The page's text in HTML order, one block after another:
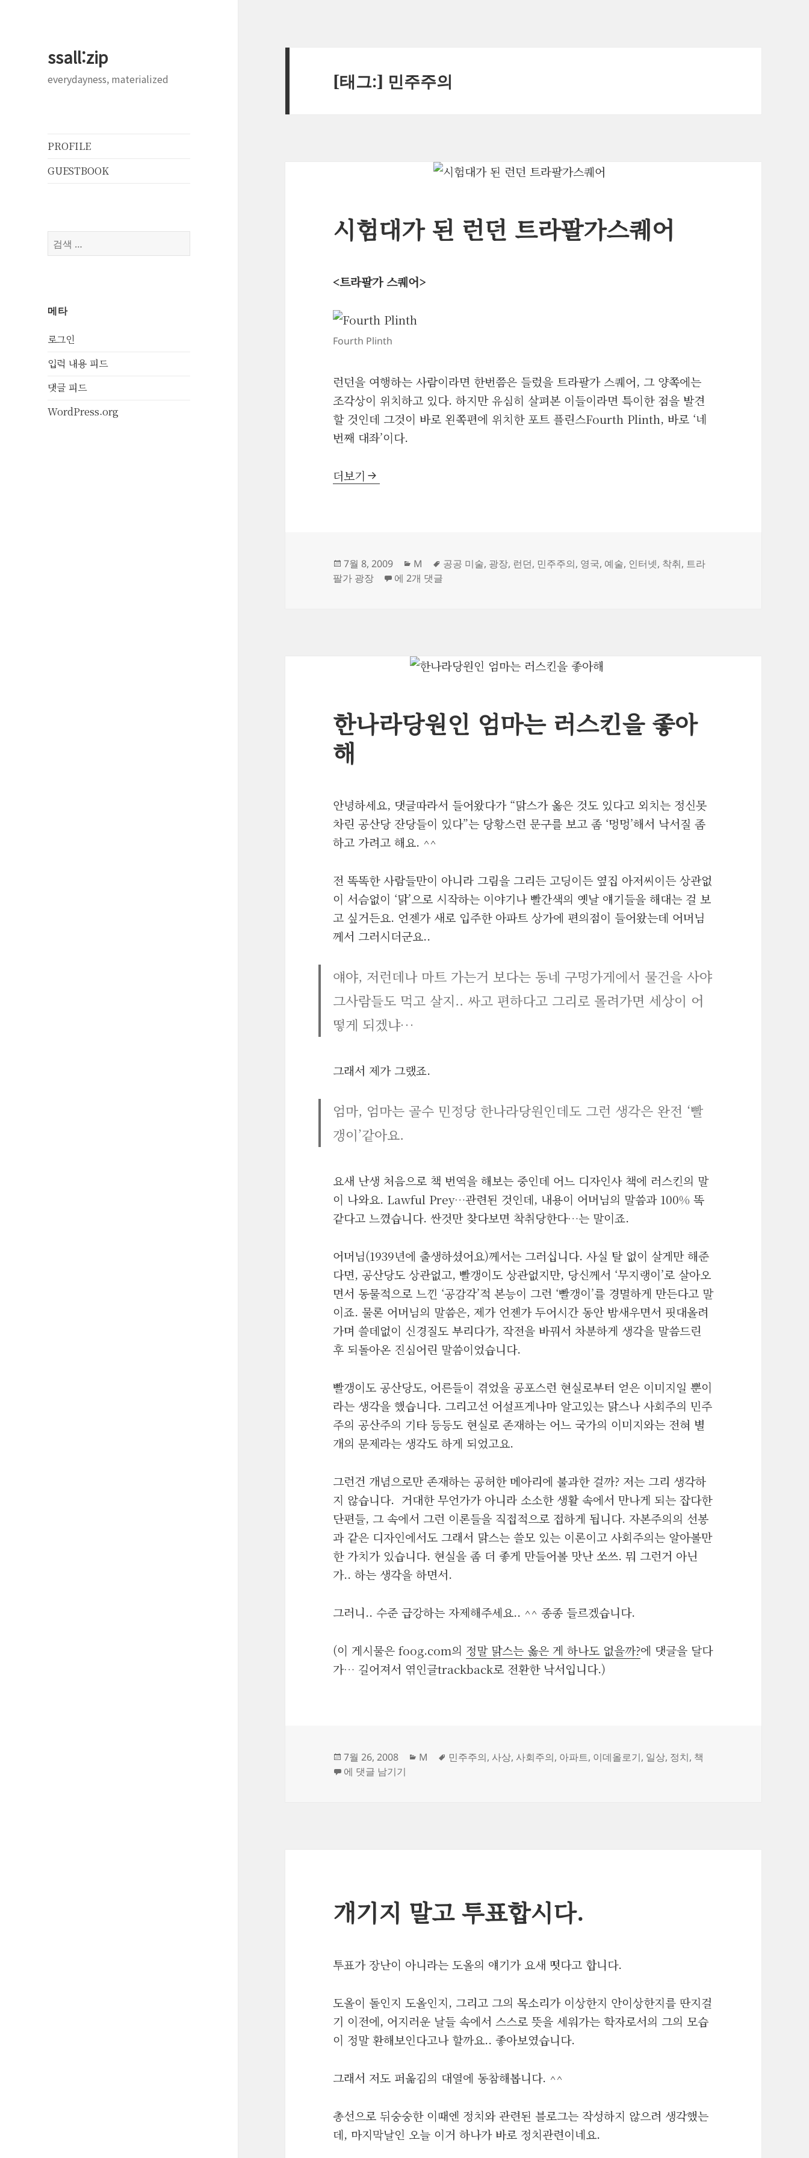
ssall:zip
everydayness, materialized
PROFILE
GUESTBOOK
검
색:
메타
로그인
입력 내용 피드
댓글 피드
WordPress.org
[태그:] 민주주의
시험대가 된 런던 트라팔가스퀘어
<트라팔가 스퀘어>
Fourth Plinth
런던을 여행하는 사람이라면 한번쯤은 들렀을 트라팔가 스퀘어, 그 양쪽에는
조각상이 위치하고 있다. 하지만 유심히 살펴본 이들이라면 특이한 점을 발견
할 것인데 그것이 바로 왼쪽편에 위치한 포트 플린스Fourth Plinth, 바로 ‘네
번째 대좌’이다.
시험대가 된 런던 트라팔가스퀘어
더보기
작
성
7월 8, 2009
카
테
M
태
공공 미술, 광장, 런던, 민주주의, 영국, 예술, 인터넷, 착취, 트라
팔가 광장
시험대가 된 런던 트라팔가스퀘어
에 2개 댓글
한나라당원인 엄마는 러스킨을 좋아
해
안녕하세요, 댓글따라서 들어왔다가 “맑스가 옳은 것도 있다고 외치는 정신못
차린 공산당 잔당들이 있다”는 당황스런 문구를 보고 좀 ‘멍멍’해서 낙서질 좀
하고 가려고 해요. ^^
전 똑똑한 사람들만이 아니라 그림을 그리든 고딩이든 옆집 아저씨이든 상관없
이 서슴없이 ‘맑’으로 시작하는 이야기나 빨간색의 옛날 얘기들을 해대는 걸 보
고 싶거든요. 언젠가 새로 입주한 아파트 상가에 편의점이 들어왔는데 어머님
께서 그러시더군요..
얘야, 저런데나 마트 가는거 보다는 동네 구멍가게에서 물건을 사야
그사람들도 먹고 살지.. 싸고 편하다고 그리로 몰려가면 세상이 어
떻게 되겠냐…
그래서 제가 그랬죠.
엄마, 엄마는 골수 민정당 한나라당원인데도 그런 생각은 완전 ‘빨
갱이’같아요.
요새 난생 처음으로 책 번역을 해보는 중인데 어느 디자인사 책에 러스킨의 말
이 나와요. Lawful Prey…관련된 것인데, 내용이 어머님의 말씀과 100% 똑
같다고 느꼈습니다. 싼것만 찾다보면 착취당한다…는 말이죠.
어머님(1939년에 출생하셨어요)께서는 그러십니다. 사실 탈 없이 살게만 해준
다면, 공산당도 상관없고, 빨갱이도 상관없지만, 당신께서 ‘무지랭이’로 살아오
면서 동물적으로 느낀 ‘공감각’적 본능이 그런 ‘빨갱이’를 경멸하게 만든다고 말
이죠. 물론 어머님의 말씀은, 제가 언젠가 두어시간 동안 밤새우면서 핏대올려
가며 쓸데없이 신경질도 부리다가, 작전을 바꿔서 차분하게 생각을 말씀드린
후 되돌아온 진심어린 말씀이었습니다.
빨갱이도 공산당도, 어른들이 겪었을 공포스런 현실로부터 얻은 이미지일 뿐이
라는 생각을 했습니다. 그리고선 어설프게나마 알고있는 맑스나 사회주의 민주
주의 공산주의 기타 등등도 현실로 존재하는 어느 국가의 이미지와는 전혀 별
개의 문제라는 생각도 하게 되었고요.
그런건 개념으로만 존재하는 공허한 메아리에 불과한 걸까? 저는 그리 생각하
지 않습니다. 거대한 무언가가 아니라 소소한 생활 속에서 만나게 되는 잡다한
단편들, 그 속에서 그런 이론들을 직접적으로 접하게 됩니다. 자본주의의 선봉
과 같은 디자인에서도 그래서 맑스는 쓸모 있는 이론이고 사회주의는 알아볼만
한 가치가 있습니다. 현실을 좀 더 좋게 만들어볼 맛난 쏘쓰. 뭐 그런거 아닌
가.. 하는 생각을 하면서.
그러니.. 수준 급강하는 자제해주세요.. ^^ 종종 들르겠습니다.
(이 게시물은 foog.com의 정말 맑스는 옳은 게 하나도 없을까?에 댓글을 달다
가… 길어져서 엮인글trackback로 전환한 낙서입니다.)
작
성
7월 26, 2008
카
M
태
민주주의, 사상, 사회주의, 아파트, 이데올로기, 일상, 정치, 책
한나라당원인 엄마는 러스킨을 좋아해
에 댓글 남기기
개기지 말고 투표합시다.
투표가 장난이 아니라는 도올의 얘기가 요새 떳다고 합니다.
도올이 돌인지 도올인지, 그리고 그의 목소리가 이상한지 안이상한지를 딴지걸
기 이전에, 어지러운 날들 속에서 스스로 뜻을 세워가는 학자로서의 그의 모습
이 정말 환해보인다고나 할까요.. 좋아보였습니다.
그래서 저도 퍼옮김의 대열에 동참해봅니다. ^^
총선으로 뒤숭숭한 이때엔 정치와 관련된 블로그는 작성하지 않으려 생각했는
데, 마지막날인 오늘 이거 하나가 바로 정치관련이네요.